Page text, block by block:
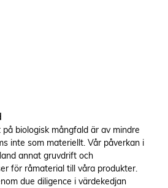
biologisk mångfald är av mindre
inte som materiellt. Vår påverkan i
annat gruvdrift och
för råmaterial till våra produkter.
due diligence i värdekedjan